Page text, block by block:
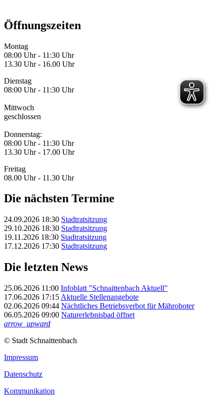
Öffnungszeiten
Montag
08:00 Uhr - 11:30 Uhr
13.30 Uhr - 16.00 Uhr
Dienstag
08:00 Uhr - 11:30 Uhr
Mittwoch
geschlossen
Donnerstag:
08:00 Uhr - 11:30 Uhr
13.30 Uhr - 17.00 Uhr
Freitag
08.00 Uhr - 11.30 Uhr
Die nächsten Termine
24.09.2026 18:30 Stadtratsitzung
29.10.2026 18:30 Stadtratsitzung
19.11.2026 18:30 Stadtratsitzung
17.12.2026 17:30 Stadtratsitzung
Die letzten News
25.06.2026 11:00 Infoblatt "Schnaittenbach Aktuell"
17.06.2026 17:15 Aktuelle Stellenangebote
02.06.2026 09:44 Nächtliches Betriebsverbot für Mähroboter
06.05.2026 09:00 Naturerlebnisbad öffnet
arrow_upward
© Stadt Schnaittenbach
Impressum
Datenschutz
Kommunikation